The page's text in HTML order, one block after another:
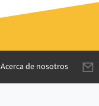
Acerca de nosotros